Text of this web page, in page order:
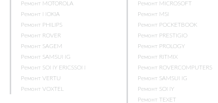
Ремонт MOTOROLA
Ремонт NOKIA
Ремонт PHILIPS
Ремонт ROVER
Ремонт SAGEM
Ремонт SAMSUNG
Ремонт SONY ERICSSON
Ремонт VERTU
Ремонт VOXTEL
Ремонт MICROSOFT
Ремонт MSI
Ремонт POCKETBOOK
Ремонт PRESTIGIO
Ремонт PROLOGY
Ремонт RITMIX
Ремонт ROVERCOMPUTERS
Ремонт SAMSUNG
Ремонт SONY
Ремонт TEXET